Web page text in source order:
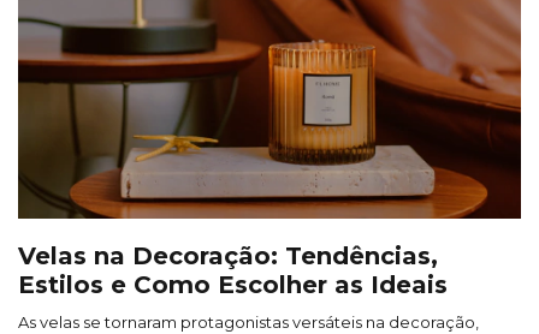
Velas na Decoração: Tendências,
Estilos e Como Escolher as Ideais
As velas se tornaram protagonistas versáteis na decoração,